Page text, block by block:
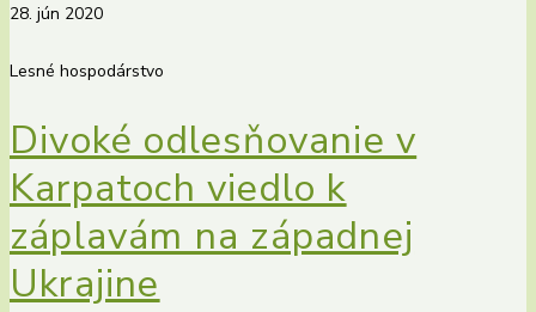
28. jún 2020
Lesné hospodárstvo
Divoké odlesňovanie v
Karpatoch viedlo k
záplavám na západnej
Ukrajine